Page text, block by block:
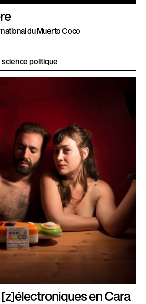
du Muerto Coco
politique
en Cara